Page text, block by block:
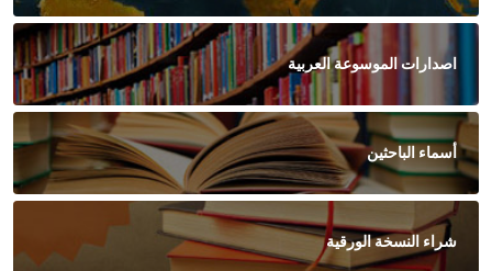
اصدارات الموسوعة العربية
أسماء الباحثين
شراء النسخة الورقية